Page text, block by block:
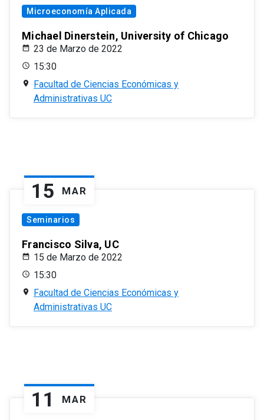
Microeconomía Aplicada
Michael Dinerstein, University of Chicago
23 de Marzo de 2022
15:30
Facultad de Ciencias Económicas y
Administrativas UC
15 MAR
Seminarios
Francisco Silva, UC
15 de Marzo de 2022
15:30
Facultad de Ciencias Económicas y
Administrativas UC
11 MAR